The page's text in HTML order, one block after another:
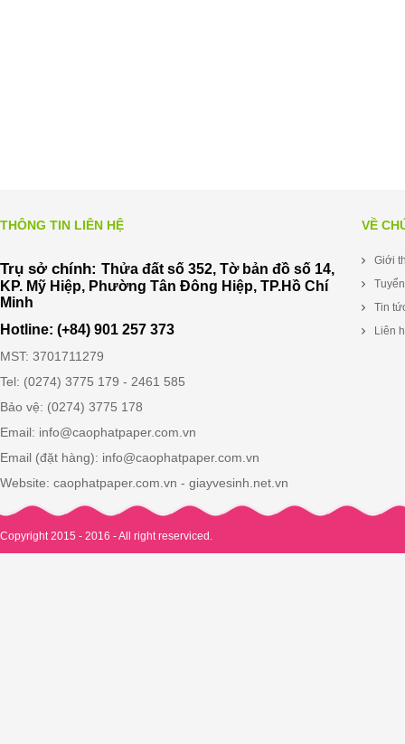
THÔNG TIN LIÊN HỆ
Trụ sở chính: Thửa đất số 352, Tờ bản đồ số 14,
KP. Mỹ Hiệp, Phường Tân Đông Hiệp, TP.Hồ Chí
Minh
Hotline: (+84) 901 257 373
MST: 3701711279
Tel: (0274) 3775 179 - 2461 585
Bảo vệ: (0274) 3775 178
Email: info@caophatpaper.com.vn
Email (đặt hàng): info@caophatpaper.com.vn
Website: caophatpaper.com.vn - giayvesinh.net.vn
VỀ
Giới
Tin
Liên
Copyright 2015 - 2016 - All right reserviced.